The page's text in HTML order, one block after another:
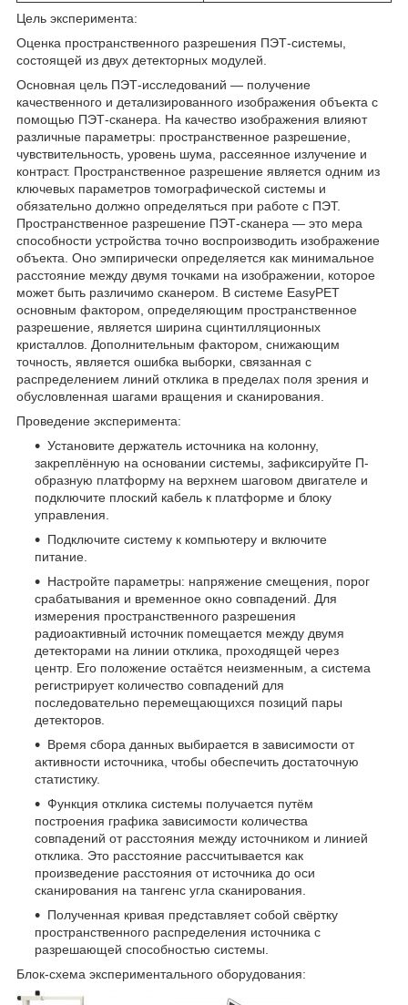
Цель эксперимента:
Оценка пространственного разрешения ПЭТ-системы,
состоящей из двух детекторных модулей.
Основная цель ПЭТ-исследований — получение
качественного и детализированного изображения объекта с
помощью ПЭТ-сканера. На качество изображения влияют
различные параметры: пространственное разрешение,
чувствительность, уровень шума, рассеянное излучение и
контраст. Пространственное разрешение является одним из
ключевых параметров томографической системы и
обязательно должно определяться при работе с ПЭТ.
Пространственное разрешение ПЭТ-сканера — это мера
способности устройства точно воспроизводить изображение
объекта. Оно эмпирически определяется как минимальное
расстояние между двумя точками на изображении, которое
может быть различимо сканером. В системе EasyPET
основным фактором, определяющим пространственное
разрешение, является ширина сцинтилляционных
кристаллов. Дополнительным фактором, снижающим
точность, является ошибка выборки, связанная с
распределением линий отклика в пределах поля зрения и
обусловленная шагами вращения и сканирования.
Проведение эксперимента:
Установите держатель источника на колонну,
закреплённую на основании системы, зафиксируйте П-
образную платформу на верхнем шаговом двигателе и
подключите плоский кабель к платформе и блоку
управления.
Подключите систему к компьютеру и включите
питание.
Настройте параметры: напряжение смещения, порог
срабатывания и временное окно совпадений. Для
измерения пространственного разрешения
радиоактивный источник помещается между двумя
детекторами на линии отклика, проходящей через
центр. Его положение остаётся неизменным, а система
регистрирует количество совпадений для
последовательно перемещающихся позиций пары
детекторов.
Время сбора данных выбирается в зависимости от
активности источника, чтобы обеспечить достаточную
статистику.
Функция отклика системы получается путём
построения графика зависимости количества
совпадений от расстояния между источником и линией
отклика. Это расстояние рассчитывается как
произведение расстояния от источника до оси
сканирования на тангенс угла сканирования.
Полученная кривая представляет собой свёртку
пространственного распределения источника с
разрешающей способностью системы.
Блок-схема экспериментального оборудования: